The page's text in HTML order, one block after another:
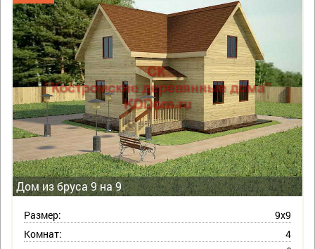
Дом из бруса 9 на 9
Размер:
9х9
Комнат:
4